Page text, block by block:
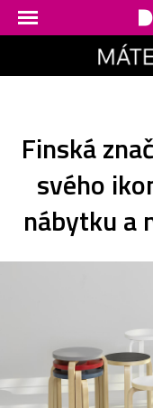
Finská
svého
nábytku a